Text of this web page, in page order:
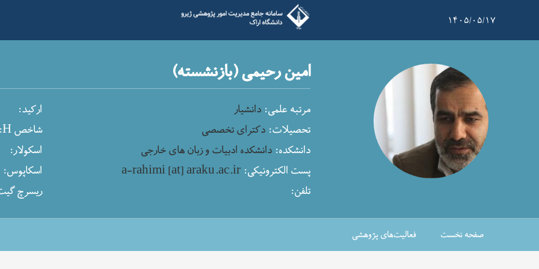
۱۴۰۵/۰۵/۱۷
امین رحیمی (بازنشسته)
مرتبه علمی: دانشیار
ارکید:
تحصیلات: دکترای تخصصی
شاخص H:
دانشکده: دانشکده ادبیات و زبان های خارجی
اسکولار:
پست الکترونیکی: a-rahimi [at] araku.ac.ir
اسکاپوس:
تلفن:
ریسرچ
صفحه نخست فعالیت‌های پژوهشی